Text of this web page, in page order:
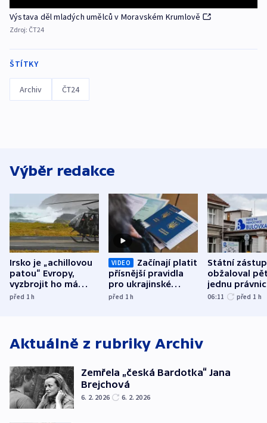
Výstava děl mladých umělců v Moravském Krumlově
Zdroj: ČT24
ŠTÍTKY
Archiv ČT24
Výběr redakce
Irsko je „achillovou
patou“ Evropy,
vyzbrojit ho má
Francie
před 1h
VIDEO
Začínají platit
přísnější pravidla
pro ukrajinské
uprchlíky
před 1h
Státní
obžaloval
jednu
osobu v
06:11 před 1 h
Aktuálně z rubriky Archiv
Zemřela „česká Bardotka“ Jana
Brejchová
6. 2. 2026 6. 2. 2026